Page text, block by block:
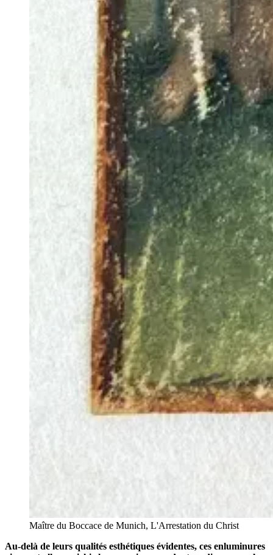
Maître du Boccace de Munich, L'Arrestation du Christ
Au-delà de leurs qualités esthétiques évidentes, ces enluminures